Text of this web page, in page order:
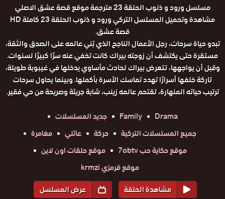
مسلسل ورود و ذنوب الحلقة 23 مترجمة موقع قصة عشق الاصلي
مشاهدة وتحميل المسلسل التركي ورود و ذنوب الحلقة 23 كاملة HD
قصة عشق.
تبدو حياة سرحات، رجل الأعمال الناجح الذي بُني عالمه على الصدق والثقة،
مستقرة حتى يكتشف أن زوجته بيراك كانت تخفي عنه سرًا كبيرًا لسنوات.
وقبل أن يواجهها، تتعرض بيراك لحادث مأساوي يدخلها في غيبوبة طويلة،
تاركة خلفها أسرارًا تهدد تماسك الأسرة بأكملها. وبينما يحاول سرحات
ترتيب حياته المنهارة، تقتحم عالمه زينب، شابة جريئة وصريحة من حي فقير.
Drama
Family
جديد المسلسلات
جميع المسلسلات التركية
حركة عائلي
مغامرة
موقع حكاية حب 7obtv
موقع حلقات اون لاين
موقع قرمزي krmzi
مشاهدة الحلقة
عرض المسلسل